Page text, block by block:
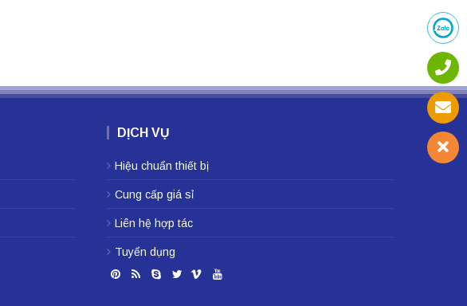
DỊCH VỤ
Hiệu chuẩn thiết bị
Cung cấp giá sỉ
Liên hệ hợp tác
Tuyển dụng